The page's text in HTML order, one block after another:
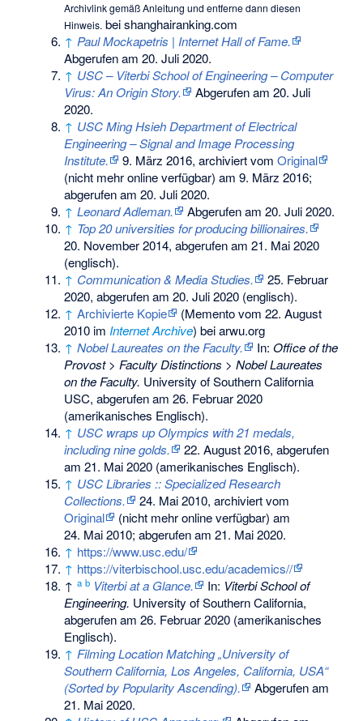
Archivlink gemäßAnleitung und entferne dann diesen
Hinweis. bei shanghairanking.com
↑ Paul Mockapetris | Internet Hall of Fame.
Abgerufen am 20. Juli 2020.
↑ USC – Viterbi School of Engineering – Computer
Virus: An Origin Story.
Abgerufen am 20. Juli
2020.
↑ USC Ming Hsieh Department of Electrical
Engineering – Signal and Image Processing
Institute.
9. März 2016, archiviert vomOriginal
(nicht mehr online verfügbar) am9. März 2016;
abgerufen am 20. Juli 2020.
↑ Leonard Adleman. Abgerufen am 20. Juli 2020.
↑ Top 20 universities for producing billionaires.
20. November 2014, abgerufen am 21. Mai 2020
(englisch).
↑ Communication & Media Studies.
25. Februar
2020, abgerufen am 20. Juli 2020 (englisch).
↑ Archivierte Kopie (Mementovom 22. August
2010 imInternet Archive) bei arwu.org
↑ Nobel Laureates on the Faculty. In:Office of the
Provost > Faculty Distinctions > Nobel Laureates
on the Faculty. University of Southern California
USC, abgerufen am 26. Februar 2020
(amerikanisches Englisch).
↑ USC wraps up Olympics with 21 medals,
including nine golds.
22. August 2016, abgerufen
am 21. Mai 2020 (amerikanisches Englisch).
↑ USC Libraries :: Specialized Research
Collections.
24. Mai 2010, archiviert vom
Original
(nicht mehr online verfügbar) am
24. Mai 2010; abgerufen am 21. Mai 2020.
↑ https://www.usc.edu/
↑ https://viterbischool.usc.edu/academics//
↑a b Viterbi at a Glance. In: Viterbi School of
Engineering. University of Southern California,
abgerufen am 26. Februar 2020 (amerikanisches
Englisch).
↑ Filming Location Matching „University of
Southern California, Los Angeles, California, USA“
(Sorted by Popularity Ascending).
Abgerufen am
21. Mai 2020.